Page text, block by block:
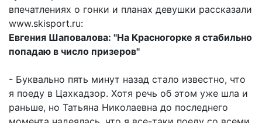
впечатлениях о гонки и планах девушки рассказали
www.skisport.ru:
Евгения Шаповалова: "На Красногорке я стабильно
попадаю в число призеров"
- Буквально пять минут назад стало известно, что
я поеду в Цахкадзор. Хотя речь об этом уже шла и
раньше, но Татьяна Николаевна до последнего